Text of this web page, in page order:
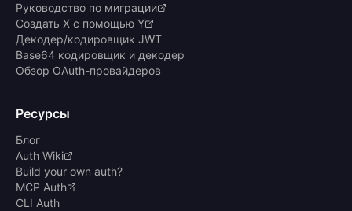
Руководство по миграции
Создать X с помощью Y
Декодер/кодировщик JWT
Base64 кодировщик и декодер
Обзор OAuth-провайдеров
Ресурсы
Блог
Auth Wiki
Build your own auth?
MCP Auth
CLI Auth